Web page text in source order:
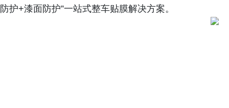
防护+漆面防护”一站式整车贴膜解决方案。